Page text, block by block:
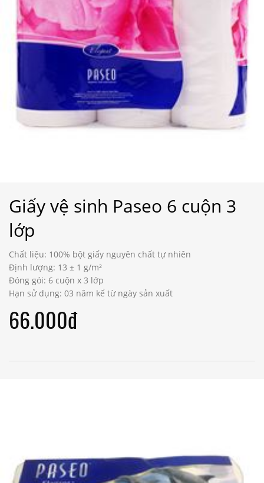
Giấy vệ sinh Paseo 6 cuộn 3
lớp
Chất liệu: 100% bột giấy nguyên chất tự nhiên
Định lượng: 13 ± 1 g/m²
Đóng gói: 6 cuộn x 3 lớp
Hạn sử dụng: 03 năm kể từ ngày sản xuất
66.000đ